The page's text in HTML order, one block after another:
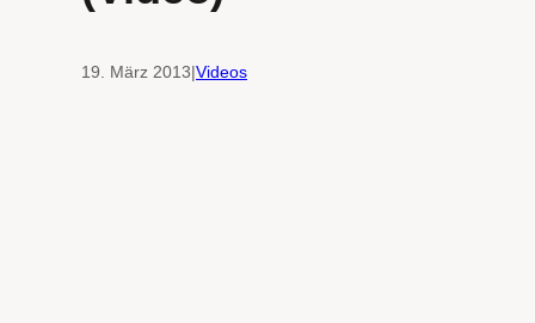
19. März 2013|Videos